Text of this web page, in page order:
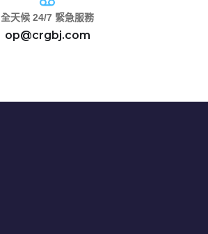
全天候 24/7 緊急服務
op@crgbj.com